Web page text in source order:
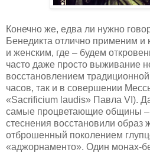
Конечно же, едва ли нужно
Бенедикта отлично применим
и женским, где – будем
часто даже просто выживание
восстановлением
часов, так и в совершении
«Sacrificium laudis» Павла VI).
самые процветающие общины –
стеснения восстановили образ
отброшенный поколением
«аджорнаменто». Один монах-